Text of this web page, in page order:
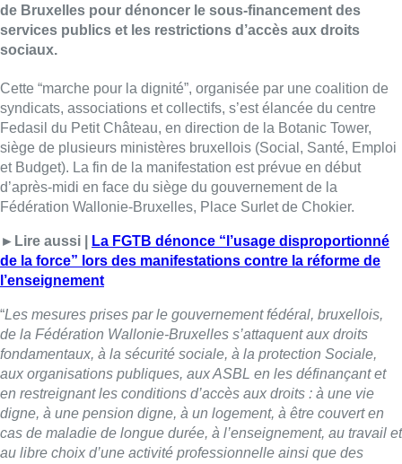
de Bruxelles pour dénoncer le sous-financement des
services publics et les restrictions d’accès aux droits
sociaux.
Cette “marche pour la dignité”, organisée par une coalition de
syndicats, associations et collectifs, s’est élancée du centre
Fedasil du Petit Château, en direction de la Botanic Tower,
siège de plusieurs ministères bruxellois (Social, Santé, Emploi
et Budget). La fin de la manifestation est prévue en début
d’après-midi en face du siège du gouvernement de la
Fédération Wallonie-Bruxelles, Place Surlet de Chokier.
►Lire aussi |
La FGTB dénonce “l’usage disproportionné
de la force” lors des manifestations contre la réforme de
l’enseignement
“Les mesures prises par le gouvernement fédéral, bruxellois,
de la Fédération Wallonie-Bruxelles s’attaquent aux droits
fondamentaux, à la sécurité sociale, à la protection Sociale,
aux organisations publiques, aux ASBL en les définançant et
en restreignant les conditions d’accès aux droits : à une vie
digne, à une pension digne, à un logement, à être couvert en
cas de maladie de longue durée, à l’enseignement, au travail et
au libre choix d’une activité professionnelle ainsi que des